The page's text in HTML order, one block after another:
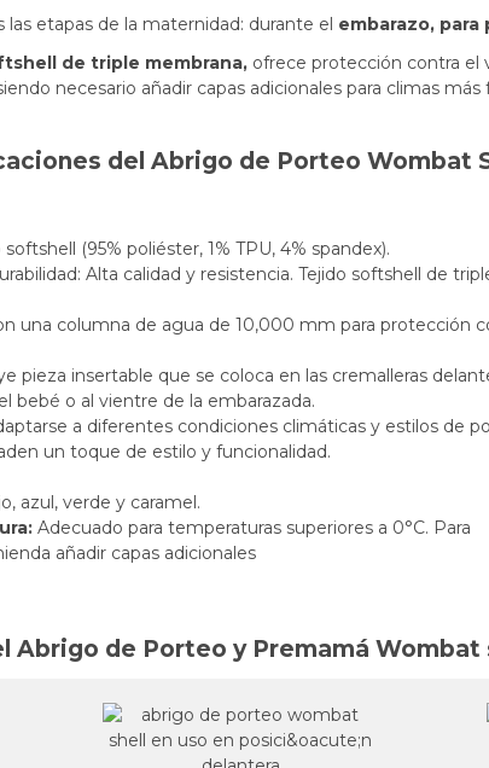
las etapas de la maternidad: durante el embarazo,
de triple membrana, ofrece protección contra el
necesario añadir capas adicionales para climas más
del Abrigo de Porteo Wombat
(95% poliéster, 1% TPU, 4% spandex).
Alta calidad y resistencia. Tejido softshell de
una columna de agua de 10,000 mm para protección
pieza insertable que se coloca en las cremalleras
bebé o al vientre de la embarazada.
a diferentes condiciones climáticas y estilos de
un toque de estilo y funcionalidad.
azul, verde y caramel.
Adecuado para temperaturas superiores a 0°C. Para
añadir capas adicionales
Abrigo de Porteo y Premamá Wombat